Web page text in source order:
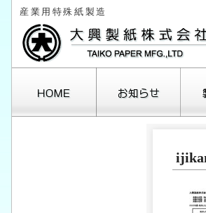
産業用特殊紙製造
火
4
11